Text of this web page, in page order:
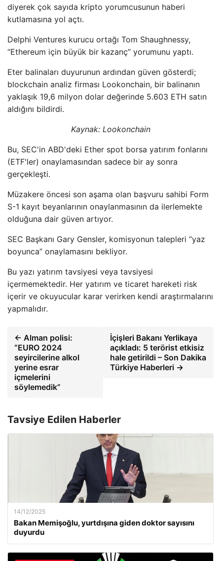
diyerek çok sayıda kripto yorumcusunun haberi
kutlamasına yol açtı.
Delphi Ventures kurucu ortağı Tom Shaughnessy,
“Ethereum için büyük bir kazanç” yorumunu yaptı.
Eter balinaları duyurunun ardından güven gösterdi;
blockchain analiz firması Lookonchain, bir balinanın
yaklaşık 19,6 milyon dolar değerinde 5.603 ETH satın
aldığını bildirdi.
Kaynak: Lookonchain
Bu, SEC'in ABD'deki Ether spot borsa yatırım fonlarını
(ETF'ler) onaylamasından sadece bir ay sonra
gerçekleşti.
Müzakere öncesi son aşama olan başvuru sahibi Form
S-1 kayıt beyanlarının onaylanmasının da ilerlemekte
olduğuna dair güven artıyor.
SEC Başkanı Gary Gensler, komisyonun talepleri “yaz
boyunca” onaylamasını bekliyor.
Bu yazı yatırım tavsiyesi veya tavsiyesi
içermemektedir. Her yatırım ve ticaret hareketi risk
içerir ve okuyucular karar verirken kendi araştırmalarını
yapmalıdır.
← Alman polisi:
“EURO 2024
seyircilerine alkol
yerine esrar
içmelerini
söylemedik”
İçişleri Bakanı Yerlikaya
açıkladı: 5 terörist etkisiz
hale getirildi – Son Dakika
Türkiye Haberleri →
Tavsiye Edilen Haberler
14/12/2025
Bakan Memişoğlu, yurtdışına giden doktor sayısını
duyurdu